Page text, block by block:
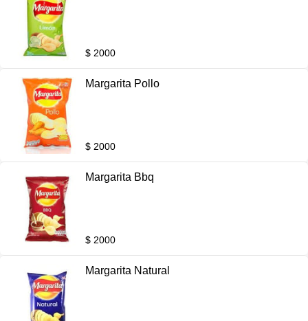
$ 2000
Margarita Pollo
$ 2000
Margarita Bbq
$ 2000
Margarita Natural